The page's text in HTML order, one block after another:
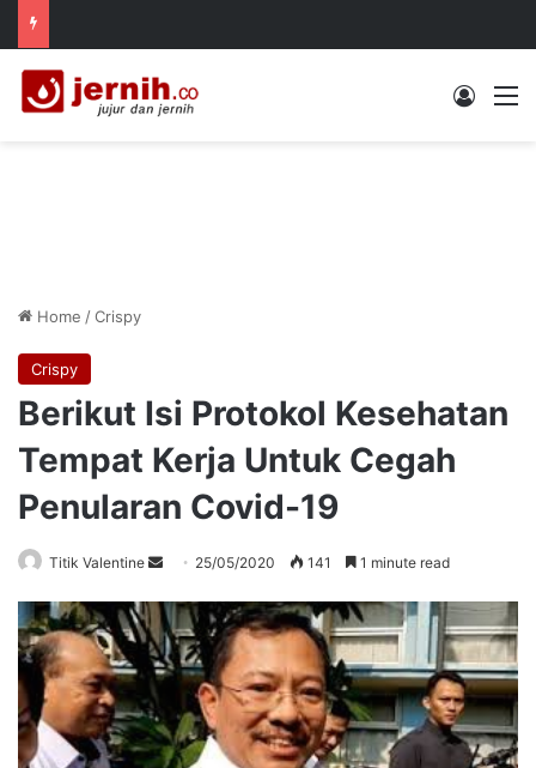
Log In
Home /Crispy
Crispy
Berikut Isi Protokol Kesehatan
Tempat Kerja Untuk Cegah
Penularan Covid-19
Titik Valentine
Send
email
25/05/2020 141 1 minute read